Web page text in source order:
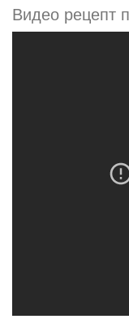
Видео рецепт